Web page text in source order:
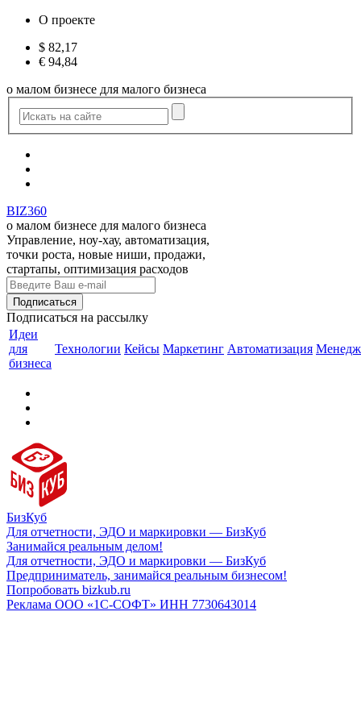
О проекте
$ 82,17
€ 94,84
о малом бизнесе для малого бизнеса
BIZ360
о малом бизнесе для малого бизнеса
Управление, ноу-хау, автоматизация,
точки роста, новые ниши, продажи,
стартапы, оптимизация расходов
Подписаться на рассылку
Идеи
для
бизнеса
Технологии Кейсы Маркетинг Автоматизация
БизКуб
Для отчетности, ЭДО и маркировки — БизКуб
Занимайся реальным делом!
Для отчетности, ЭДО и маркировки — БизКуб
Предприниматель, занимайся реальным бизнесом!
Попробовать bizkub.ru
Реклама ООО «1С-СОФТ» ИНН 7730643014